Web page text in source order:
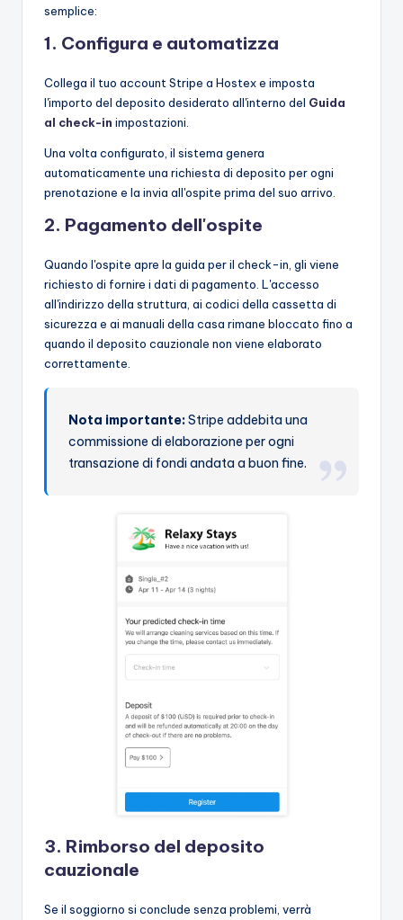
semplice:
1. Configura e automatizza
Collega il tuo account Stripe a Hostex e imposta
l'importo del deposito desiderato all'interno del Guida
al check-in impostazioni.
Una volta configurato, il sistema genera
automaticamente una richiesta di deposito per ogni
prenotazione e la invia all'ospite prima del suo arrivo.
2. Pagamento dell'ospite
Quando l'ospite apre la guida per il check-in, gli viene
richiesto di fornire i dati di pagamento. L'accesso
all'indirizzo della struttura, ai codici della cassetta di
sicurezza e ai manuali della casa rimane bloccato fino a
quando il deposito cauzionale non viene elaborato
correttamente.
Nota importante:Stripe addebita una
commissione di elaborazione per ogni
transazione di fondi andata a buon fine.
3. Rimborso del deposito
cauzionale
Se il soggiorno si conclude senza problemi, verrà